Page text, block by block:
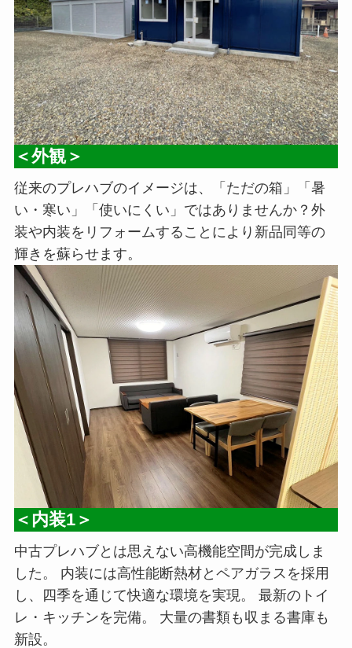
＜外観＞
従来のプレハブのイメージは、「ただの箱」「暑
い・寒い」「使いにくい」ではありませんか？外
装や内装をリフォームすることにより新品同等の
輝きを蘇らせます。
＜内装1＞
中古プレハブとは思えない高機能空間が完成しま
した。 内装には高性能断熱材とペアガラスを採用
し、四季を通じて快適な環境を実現。 最新のトイ
レ・キッチンを完備。 大量の書類も収まる書庫も
新設。